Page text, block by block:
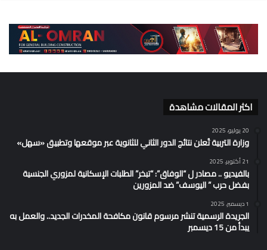
اكثر المقالات مشاهدة
20 يوليو، 2025
وزارة التربية تُعلن نتائج الدور الثاني للثانوية عبر موقعها وتطبيق «سهل»
21 أكتوبر، 2025
بالفيديو .. مصادر ل “الوفاق”: “تبخر” الطلبات الإسكانية لمزوري الجنسية
بفضل حرب ” اليوسف” ضد المزورين
1 ديسمبر، 2025
الجريدة الرسمية تنشر مرسوم قانون مكافحة المخدرات الجديد.. والعمل به
يبدأ من 15 ديسمبر